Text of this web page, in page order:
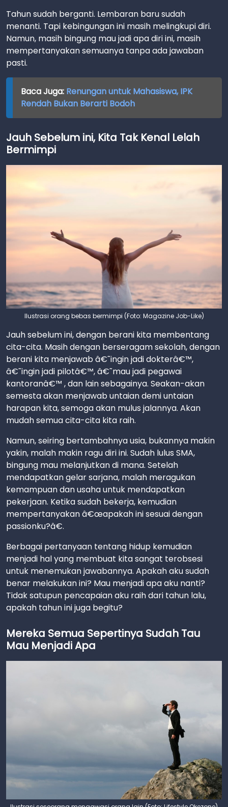
Tahun sudah berganti. Lembaran baru sudah
menanti. Tapi kebingungan ini masih melingkupi diri.
Namun, masih bingung mau jadi apa diri ini, masih
mempertanyakan semuanya tanpa ada jawaban
pasti.
Baca Juga: Renungan untuk Mahasiswa, IPK
Rendah Bukan Berarti Bodoh
Jauh Sebelum ini, Kita Tak Kenal Lelah
Bermimpi
Ilustrasi orang bebas bermimpi (Foto: Magazine Job-Like)
Jauh sebelum ini, dengan berani kita membentang
cita-cita. Masih dengan berseragam sekolah, dengan
berani kita menjawab â€˜ingin jadi dokterâ€™,
â€˜ingin jadi pilotâ€™, â€˜mau jadi pegawai
kantoranâ€™ , dan lain sebagainya. Seakan-akan
semesta akan menjawab untaian demi untaian
harapan kita, semoga akan mulus jalannya. Akan
mudah semua cita-cita kita raih.
Namun, seiring bertambahnya usia, bukannya makin
yakin, malah makin ragu diri ini. Sudah lulus SMA,
bingung mau melanjutkan di mana. Setelah
mendapatkan gelar sarjana, malah meragukan
kemampuan dan usaha untuk mendapatkan
pekerjaan. Ketika sudah bekerja, kemudian
mempertanyakan â€œapakah ini sesuai dengan
passionku?â€.
Berbagai pertanyaan tentang hidup kemudian
menjadi hal yang membuat kita sangat terobsesi
untuk menemukan jawabannya. Apakah aku sudah
benar melakukan ini? Mau menjadi apa aku nanti?
Tidak satupun pencapaian aku raih dari tahun lalu,
apakah tahun ini juga begitu?
Mereka Semua Sepertinya Sudah Tau
Mau Menjadi Apa